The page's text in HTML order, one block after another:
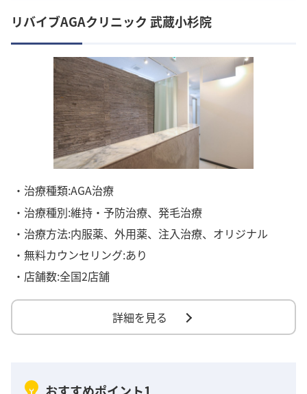
リバイブAGAクリニック 武蔵小杉院
・治療種類:AGA治療
・治療種別:維持・予防治療、発毛治療
・治療方法:内服薬、外用薬、注入治療、オリジナル
・無料カウンセリング:あり
・店舗数:全国2店舗
詳細を見る